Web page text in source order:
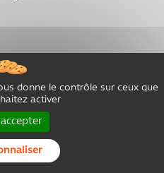
souscrire ?
aux garanties expatriés
une mutuelle classique,
environ 30 jours avant
donne le contrôle sur ceux que
activer
accepter